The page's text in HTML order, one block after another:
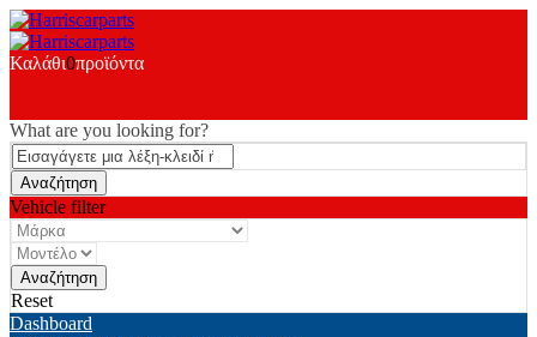
Καλάθι0προϊόντα
What are you looking for?
Vehicle filter
Reset
Dashboard